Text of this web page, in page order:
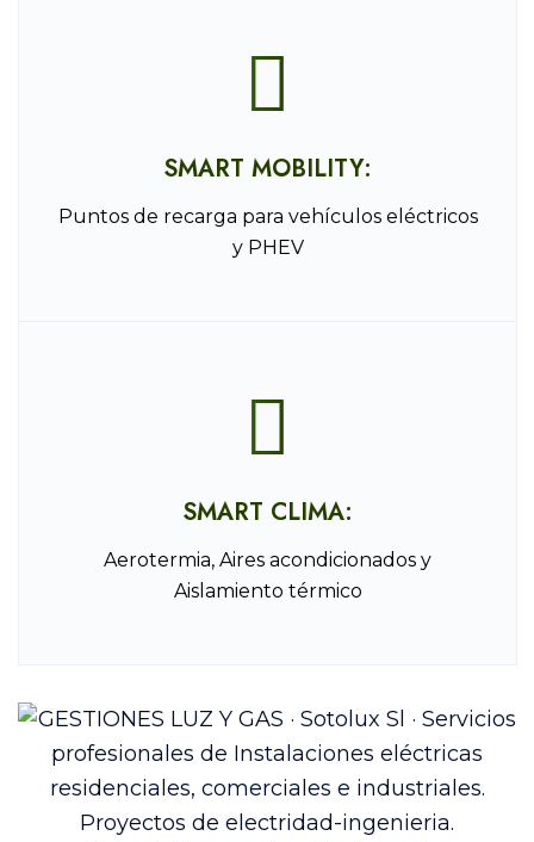
SMART MOBILITY:
Puntos de recarga para vehículos eléctricos
y PHEV
SMART CLIMA:
Aerotermia, Aires acondicionados y
Aislamiento térmico